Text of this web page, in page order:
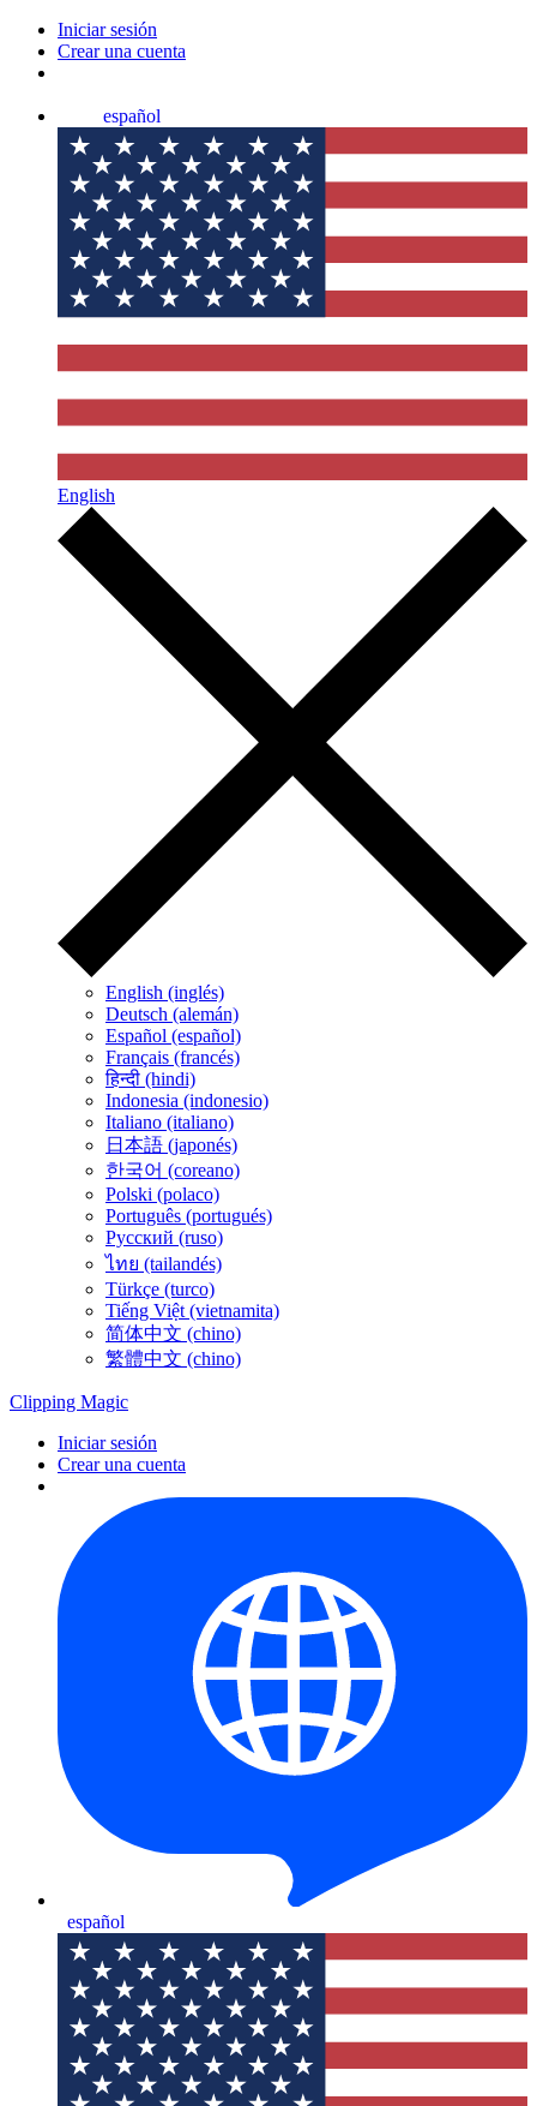
Iniciar sesión
Crear una cuenta
español
English
English (inglés)
Deutsch (alemán)
Español (español)
Français (francés)
हिन्दी (hindi)
Indonesia (indonesio)
Italiano (italiano)
日本語 (japonés)
한국어 (coreano)
Polski (polaco)
Português (portugués)
Русский (ruso)
ไทย (tailandés)
Türkçe (turco)
Tiếng Việt (vietnamita)
简体中文 (chino)
繁體中文 (chino)
Clipping Magic
Iniciar sesión
Crear una cuenta
español